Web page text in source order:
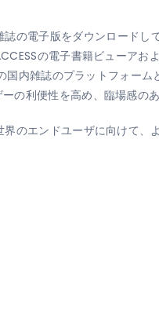
の電子版をダウンロード
の電子書籍ビューア
内雑誌のプラットフォーム
の利便性を高め、臨場感の
のエンドユーザに向けて、